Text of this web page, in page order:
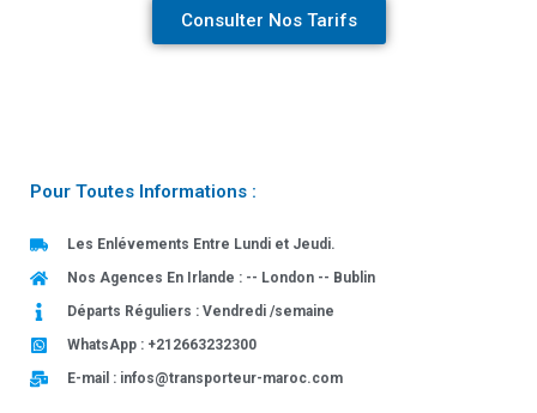
Consulter Nos Tarifs
Pour Toutes Informations :
Les Enlévements Entre Lundi et Jeudi.
Nos Agences En Irlande : -- London -- Bublin
Départs Réguliers : Vendredi /semaine
WhatsApp : +212663232300
E-mail : infos@transporteur-maroc.com